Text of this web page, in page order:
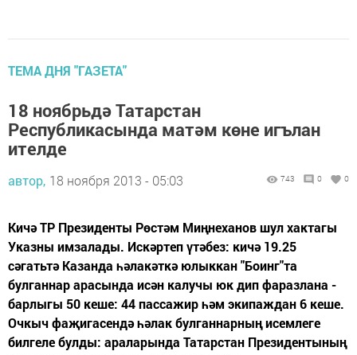
ТЕМА ДНЯ "ГАЗЕТА"
18 ноябрьдә Татарстан
Республикасында матәм көне игълан
ителде
автор, 18 ноября 2013 - 05:03 743 0 0
Кичә ТР Президенты Рөстәм Миңнеханов шул хактагы
Указны имзалады. Искәртеп үтәбез: кичә 19.25
сәгатьтә Казанда һәлакәткә юлыккан "Боинг"та
булганнар арасында исән калучы юк дип фаразлана -
барлыгы 50 кеше: 44 пассажир һәм экипаждан 6 кеше.
Очкыч фаҗигасендә һәлак булганнарның исемлеге
билгеле булды: араларында Татарстан Президентының